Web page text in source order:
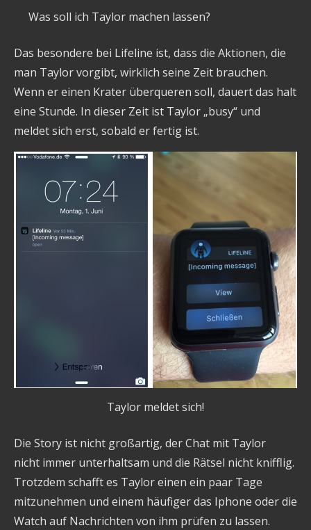
Was soll ich Taylor machen lassen?
Das besondere bei Lifeline ist, dass die Aktionen, die
man Taylor vorgibt, wirklich seine Zeit brauchen.
Wenn er einen Krater überqueren soll, dauert das halt
eine Stunde. In dieser Zeit ist Taylor „busy“ und
meldet sich erst, sobald er fertig ist.
Taylor meldet sich!
Die Story ist nicht großartig, der Chat mit Taylor
nicht immer unterhaltsam und die Rätsel nicht knifflig.
Trotzdem schafft es Taylor einen ein paar Tage
mitzunehmen und einem häufiger das Iphone oder die
Watch auf Nachrichten von ihm prüfen zu lassen.